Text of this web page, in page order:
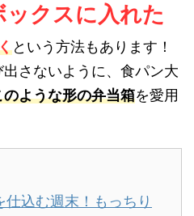
ックスに入れた
という方法もあります！
さないように、食パン大
ような形の弁当箱を愛用
仕込む週末！もっちり